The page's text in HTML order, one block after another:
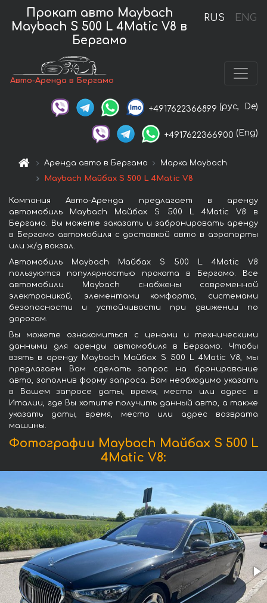
RUS ENG
Прокат авто Maybach
Maybach S 500 L 4Matic V8 в
Бергамо
Авто-Аренда в Бергамо
+4917622366899 (рус, De)
+4917622366900 (Eng)
Аренда авто в Бергамо
Марка Maybach
Maybach Майбах S 500 L 4Matic V8
Компания Авто-Аренда предлагает в аренду
автомобиль Maybach Майбах S 500 L 4Matic V8 в
Бергамо. Вы можете заказать и забронировать аренду
в Бергамо автомобиля с доставкой авто в аэропорты
или ж/д вокзал.
Автомобиль Maybach Майбах S 500 L 4Matic V8
пользуются популярностью проката в Бергамо. Все
автомобили Maybach снабжены современной
электроникой, элементами комфорта, системами
безопасности и устойчивости при движении по
дорогам.
Вы можете ознакомиться с ценами и техническими
данными для аренды автомобиля в Бергамо. Чтобы
взять в аренду Maybach Майбах S 500 L 4Matic V8, мы
предлагаем Вам сделать запрос на бронирование
авто, заполнив форму запроса. Вам необходимо указать
в Вашем запросе даты, время, место или адрес в
Италии, где Вы хотите получить данный авто, а также
указать даты, время, место или адрес возврата
машины.
Фотографии Maybach Майбах S 500 L
4Matic V8: